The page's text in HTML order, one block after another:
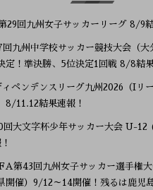
回九州女子サッカーリーグ 8/9結
九州中学校サッカー競技大会（大
定！準決勝、5位決定1回戦 8/8結果
ペンデンスリーグ九州2026（Iリ
11.12結果速報！
回大文字杯少年サッカー大会 U-12
第43回九州女子サッカー選手権
開催）9/12～14開催！残るは鹿児